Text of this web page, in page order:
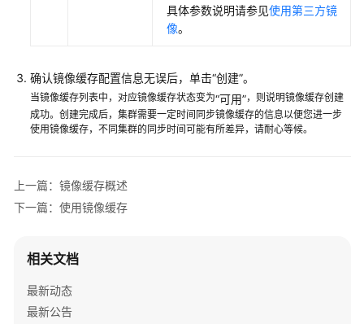
支
持
区
域
统
权
具体参数说明请参见使用第三方镜
像。
确认镜像缓存配置信息无误后，单击“创建”。
当镜像缓存列表中，对应镜像缓存状态变为“可用”，则说明镜像缓存创建
成功。创建完成后，集群需要一定时间同步镜像缓存的信息以便您进一步
使用镜像缓存，不同集群的同步时间可能有所差异，请耐心等候。
上一篇：镜像缓存概述
下一篇：使用镜像缓存
相关文档
最新动态
最新公告